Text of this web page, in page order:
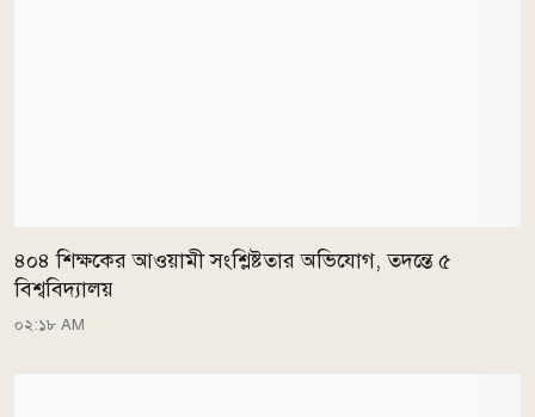
৪০৪ শিক্ষকের আওয়ামী সংশ্লিষ্টতার অভিযোগ, তদন্তে ৫
বিশ্ববিদ্যালয়
০২:১৮ AM